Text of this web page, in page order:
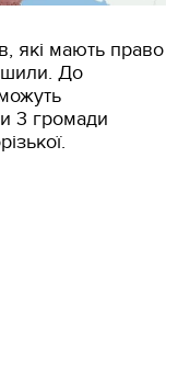
які мають право
До
3 громади